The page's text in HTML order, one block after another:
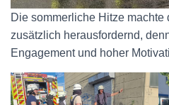
Die sommerliche Hitze
zusätzlich herausfordernd,
Engagement und hoher